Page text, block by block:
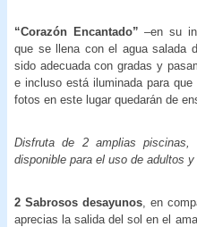
“Corazón Encantado” –en su
que se llena con el agua salada
sido adecuada con gradas y
e incluso está iluminada para
fotos en este lugar quedarán de
Disfruta de 2 amplias
disponible para el uso de adultos y
2 Sabrosos desayunos, en
aprecias la salida del sol en el